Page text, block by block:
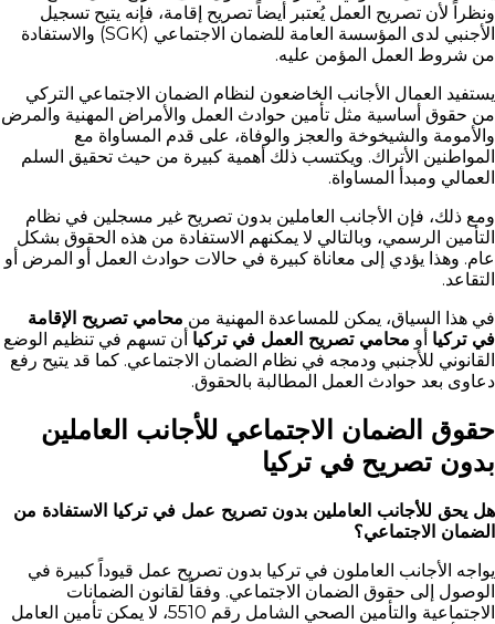
ونظراً لأن تصريح العمل يُعتبر أيضاً تصريح إقامة، فإنه يتيح تسجيل
الأجنبي لدى المؤسسة العامة للضمان الاجتماعي (SGK) والاستفادة
من شروط العمل المؤمن عليه.
يستفيد العمال الأجانب الخاضعون لنظام الضمان الاجتماعي التركي
من حقوق أساسية مثل تأمين حوادث العمل والأمراض المهنية والمرض
والأمومة والشيخوخة والعجز والوفاة، على قدم المساواة مع
المواطنين الأتراك. ويكتسب ذلك أهمية كبيرة من حيث تحقيق السلم
العمالي ومبدأ المساواة.
ومع ذلك، فإن الأجانب العاملين بدون تصريح غير مسجلين في نظام
التأمين الرسمي، وبالتالي لا يمكنهم الاستفادة من هذه الحقوق بشكل
عام. وهذا يؤدي إلى معاناة كبيرة في حالات حوادث العمل أو المرض أو
التقاعد.
في هذا السياق، يمكن للمساعدة المهنية من محامي تصريح الإقامة
في تركيا أو محامي تصريح العمل في تركيا أن تسهم في تنظيم الوضع
القانوني للأجنبي ودمجه في نظام الضمان الاجتماعي. كما قد يتيح رفع
دعاوى بعد حوادث العمل المطالبة بالحقوق.
حقوق الضمان الاجتماعي للأجانب العاملين
بدون تصريح في تركيا
هل يحق للأجانب العاملين بدون تصريح عمل في تركيا الاستفادة من
الضمان الاجتماعي؟
يواجه الأجانب العاملون في تركيا بدون تصريح عمل قيوداً كبيرة في
الوصول إلى حقوق الضمان الاجتماعي. وفقاً لقانون الضمانات
الاجتماعية والتأمين الصحي الشامل رقم 5510، لا يمكن تأمين العامل